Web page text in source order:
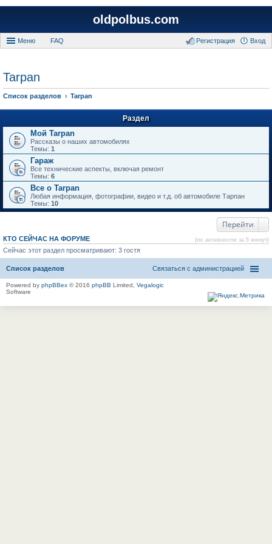
oldpolbus.com
Меню FAQ Вход
Регистрация
Tarpan
Список разделов Tarpan
Раздел
Мой Tarpan
Рассказы о наших автомобилях
Темы: 1
Гараж
Все технические аспекты, включая ремонт
Темы: 6
Все о Tarpan
Любая информация, фотографии, видео и т.д. об автомобиле Тарпан
Темы: 10
Перейти
КТО СЕЙЧАС НА ФОРУМЕ (по активности за 5 минут)
Сейчас этот раздел просматривают: 3 гостя
Список разделов Связаться с администрацией
Powered by phpBBex © 2016 phpBB Limited, Vegalogic
Software